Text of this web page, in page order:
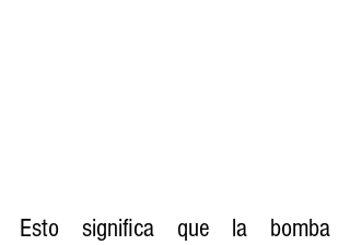
Esto significa que la bomba